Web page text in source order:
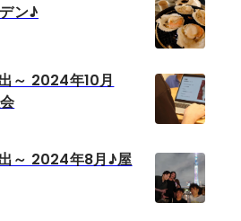
ン♪
～ 2024年10月
～ 2024年8月♪屋